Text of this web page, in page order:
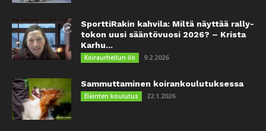
SporttiRakin kahvila: Miltä näyttää rally-
tokon uusi sääntövuosi 2026? – Krista
Karhu...
Koiraurheilun ilo 9.2.2026
Sammuttaminen koirankoulutuksessa
Eläinten koulutus 22.1.2026